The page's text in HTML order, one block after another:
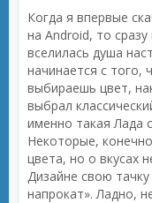
Когда я впервые
на Android, то
вселилась душа
начинается с того,
выбираешь цвет,
выбрал
именно такая Лада
Некоторые,
цвета, но о вкусах
Дизайне свою
напрокат». Ладно,